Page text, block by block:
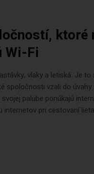
ktoré
Wi-Fi
vlaky a letiská. Je to
spoločnosti vzali do úvahy
palube ponúkajú
internetov pri cestovaní